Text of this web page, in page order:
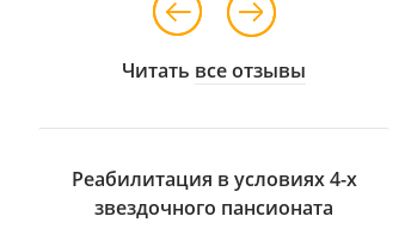
Читать все отзывы
Реабилитация в условиях 4-х
звездочного пансионата